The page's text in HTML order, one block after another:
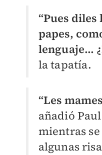
“Pues diles
papes,
lenguaje…
la tapatía.
“Les
añadió
mientras
algunas